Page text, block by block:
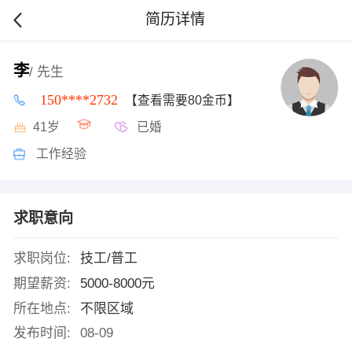
简历详情
李/ 先生
150****2732 【查看需要80金币】
41岁 已婚
工作经验
求职意向
求职岗位:
技工/普工
期望薪资:
5000-8000元
所在地点:
不限区域
发布时间:
08-09